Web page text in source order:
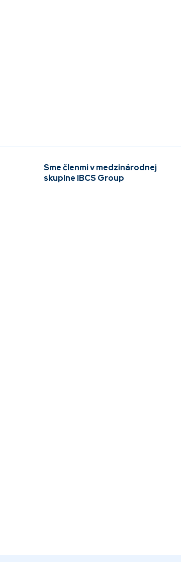
Sme členmi v medzinárodnej
skupine IBCS Group